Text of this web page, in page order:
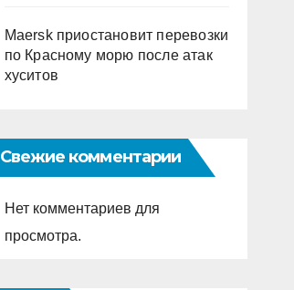
Maersk приостановит перевозки
по Красному морю после атак
хуситов
Свежие комментарии
Нет комментариев для
просмотра.